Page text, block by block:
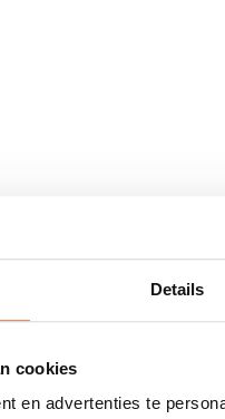
Details
cookies
en advertenties te